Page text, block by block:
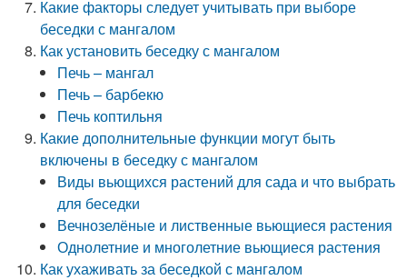
Какие факторы следует учитывать при выборе
беседки с мангалом
Как установить беседку с мангалом
Печь – мангал
Печь – барбекю
Печь коптильня
Какие дополнительные функции могут быть
включены в беседку с мангалом
Виды вьющихся растений для сада и что выбрать
для беседки
Вечнозелёные и лиственные вьющиеся растения
Однолетние и многолетние вьющиеся растения
Как ухаживать за беседкой с мангалом